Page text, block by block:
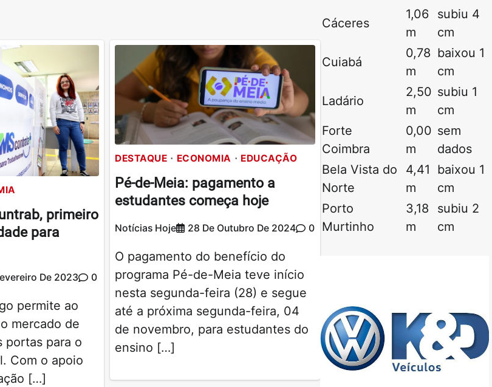
primeiro
para
De 2023 0
permite ao
mercado de
portas para o
Com o apoio
[…]
DESTAQUE ECONOMIA EDUCAÇÃO
Pé-de-Meia: pagamento a
estudantes começa hoje
Notícias Hoje 28 De Outubro De 2024 0
O pagamento do benefício do
programa Pé-de-Meia teve início
nesta segunda-feira (28) e segue
até a próxima segunda-feira, 04
de novembro, para estudantes do
ensino […]
Cáceres
1,06
m
subiu 4
cm
Cuiabá
0,78
m
baixou 1
cm
Ladário
2,50
m
subiu 1
cm
Forte
Coimbra
0,00
m
sem
dados
Bela Vista do
Norte
4,41
m
baixou 1
cm
Porto
Murtinho
3,18
m
subiu 2
cm